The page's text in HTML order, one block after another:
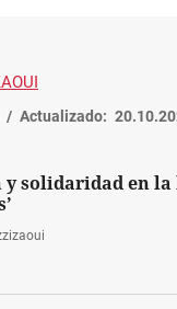
Actualizado:
y solidaridad en